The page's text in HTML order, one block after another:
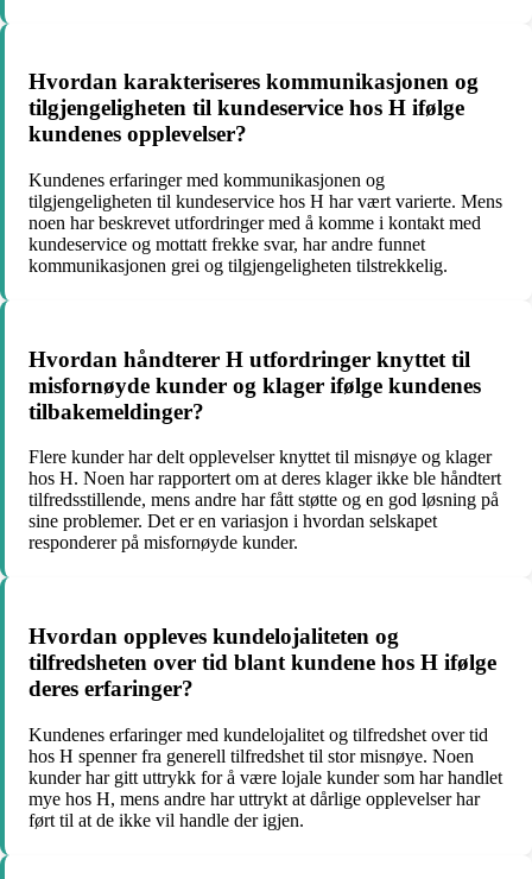
Hvordan karakteriseres kommunikasjonen og
tilgjengeligheten til kundeservice hos H ifølge
kundenes opplevelser?​
Kundenes erfaringer med kommunikasjonen og
tilgjengeligheten til kundeservice hos H har vært varierte. Mens
noen har beskrevet utfordringer med å komme i kontakt med
kundeservice og mottatt frekke svar, har andre funnet
kommunikasjonen grei og tilgjengeligheten tilstrekkelig.
Hvordan håndterer H utfordringer knyttet til
misfornøyde kunder og klager ifølge kundenes
tilbakemeldinger?​
Flere kunder har delt opplevelser knyttet til misnøye og klager
hos H. Noen har rapportert om at deres klager ikke ble håndtert
tilfredsstillende, mens andre har fått støtte og en god løsning på
sine problemer. Det er en variasjon i hvordan selskapet
responderer på misfornøyde kunder.
Hvordan oppleves kundelojaliteten og
tilfredsheten over tid blant kundene hos H ifølge
deres erfaringer?​
Kundenes erfaringer med kundelojalitet og tilfredshet over tid
hos H spenner fra generell tilfredshet til stor misnøye. Noen
kunder har gitt uttrykk for å være lojale kunder som har handlet
mye hos H, mens andre har uttrykt at dårlige opplevelser har
ført til at de ikke vil handle der igjen.